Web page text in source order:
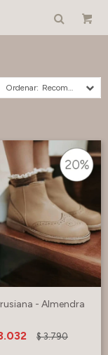
Recomendados
- Almendra
$ 3.790